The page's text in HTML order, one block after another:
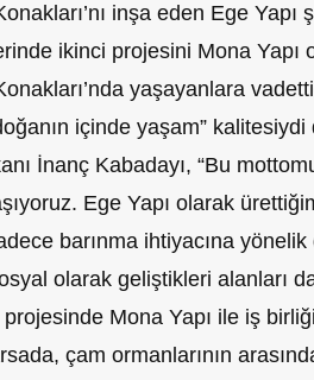
inşa eden Ege Yapı
ikinci projesini Mona Yapı
yaşayanlara
içinde yaşam”
İnanç Kabadayı, “Bu
Ege Yapı olarak
barınma ihtiyacına
olarak geliştikleri alanları
Mona Yapı ile iş
çam ormanlarının